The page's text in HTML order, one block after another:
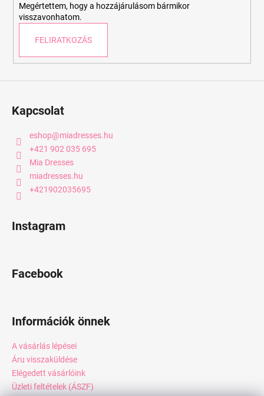
Megértettem, hogy a hozzájárulásom bármikor
visszavonhatom.
FELIRATKOZÁS
Kapcsolat
eshop@miadresses.hu
+421 902 035 695
Mia Dresses
miadresses.hu
+421902035695
Instagram
Facebook
Információk önnek
A vásárlás lépései
Áru visszaküldése
Elégedett vásárlóink
Üzleti feltételek (ÁSZF)